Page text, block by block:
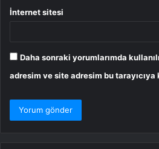
İnternet sitesi
Daha sonraki yorumlarımda
adresim ve site adresim bu